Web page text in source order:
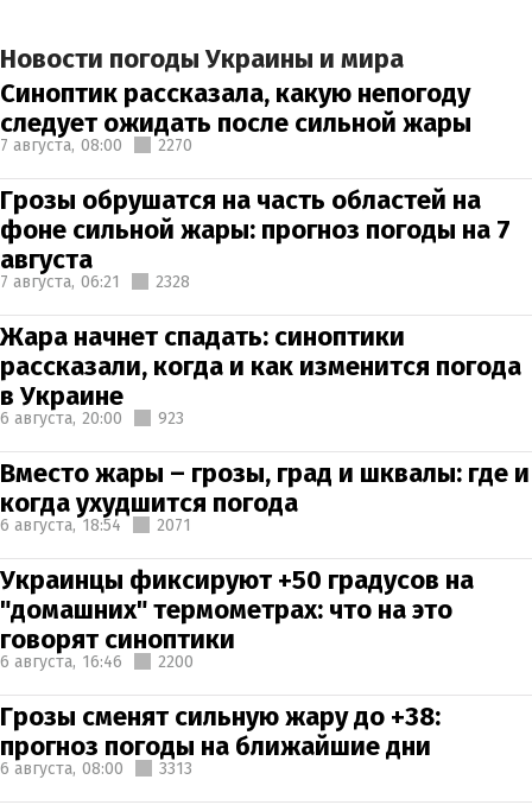
Новости погоды Украины и мира
Синоптик рассказала, какую непогоду
следует ожидать после сильной жары
7 августа, 08:00 2270
Грозы обрушатся на часть областей на
фоне сильной жары: прогноз погоды на 7
августа
7 августа, 06:21 2328
Жара начнет спадать: синоптики
рассказали, когда и как изменится погода
в Украине
6 августа, 20:00 923
Вместо жары – грозы, град и шквалы: где и
когда ухудшится погода
6 августа, 18:54 2071
Украинцы фиксируют +50 градусов на
"домашних" термометрах: что на это
говорят синоптики
6 августа, 16:46 2200
Грозы сменят сильную жару до +38:
прогноз погоды на ближайшие дни
6 августа, 08:00 3313